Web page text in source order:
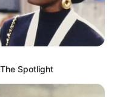
Rund 40 Bier- und
der
Bastei ihre liebevol...m
Spotlight